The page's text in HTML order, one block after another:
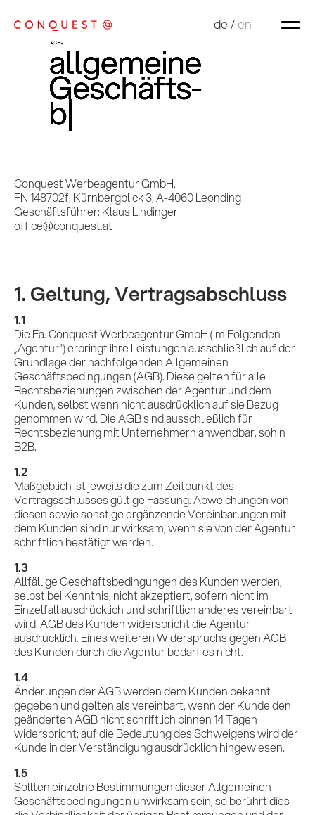
de/en
de/en
Conquest Werbeagentur GmbH,
FN 148702f, Kürnbergblick 3, A-4060 Leonding
Geschäftsführer: Klaus Lindinger
office@conquest.at
1. Geltung, Vertragsabschluss
1.1
Die Fa. Conquest Werbeagentur GmbH (im Folgenden
„Agentur“) erbringt ihre Leistungen ausschließlich auf der
Grundlage der nachfolgenden Allgemeinen
Geschäftsbedingungen (AGB). Diese gelten für alle
Rechtsbeziehungen zwischen der Agentur und dem
Kunden, selbst wenn nicht ausdrücklich auf sie Bezug
genommen wird. Die AGB sind ausschließlich für
Rechtsbeziehung mit Unternehmern anwendbar, sohin
B2B.
1.2
Maßgeblich ist jeweils die zum Zeitpunkt des
Vertragsschlusses gültige Fassung. Abweichungen von
diesen sowie sonstige ergänzende Vereinbarungen mit
dem Kunden sind nur wirksam, wenn sie von der Agentur
schriftlich bestätigt werden.
1.3
Allfällige Geschäftsbedingungen des Kunden werden,
selbst bei Kenntnis, nicht akzeptiert, sofern nicht im
Einzelfall ausdrücklich und schriftlich anderes vereinbart
wird. AGB des Kunden widerspricht die Agentur
ausdrücklich. Eines weiteren Widerspruchs gegen AGB
des Kunden durch die Agentur bedarf es nicht.
1.4
Änderungen der AGB werden dem Kunden bekannt
gegeben und gelten als vereinbart, wenn der Kunde den
geänderten AGB nicht schriftlich binnen 14 Tagen
widerspricht; auf die Bedeutung des Schweigens wird der
Kunde in der Verständigung ausdrücklich hingewiesen.
1.5
Sollten einzelne Bestimmungen dieser Allgemeinen
Geschäftsbedingungen unwirksam sein, so berührt dies